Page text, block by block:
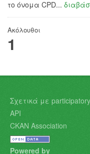
το όνομα CPD...
Ακόλουθοι
1
Σχετικά με
API
CKAN Association
Powered by